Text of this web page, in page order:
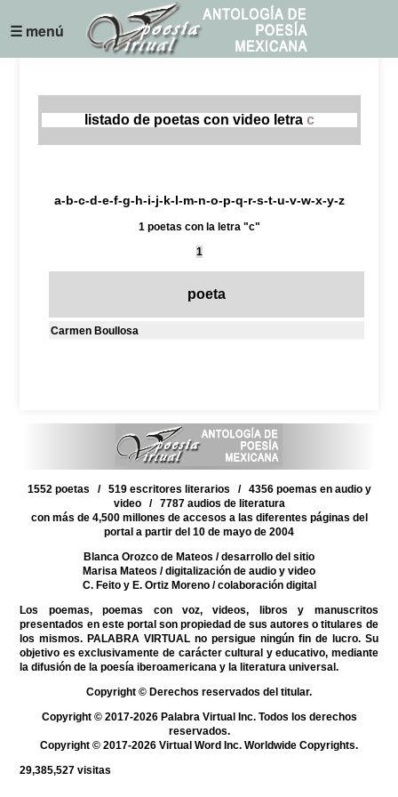
☰ menú
listado de poetas con video letra c
a-b-c-d-e-f-g-h-i-j-k-l-m-n-o-p-q-r-s-t-u-v-w-x-y-z
1 poetas con la letra "c"
1
poeta
Carmen Boullosa
1552 poetas / 519 escritores literarios / 4356 poemas en audio y
video / 7787 audios de literatura
con más de 4,500 millones de accesos a las diferentes páginas del
portal a partir del 10 de mayo de 2004
Blanca Orozco de Mateos / desarrollo del sitio
Marisa Mateos / digitalización de audio y video
C. Feito y E. Ortiz Moreno/ colaboración digital
Los poemas, poemas con voz, videos, libros y manuscritos
presentados en este portal son propiedad de sus autores o titulares de
los mismos. PALABRA VIRTUAL no persigue ningún fin de lucro. Su
objetivo es exclusivamente de carácter cultural y educativo, mediante
la difusión de la poesía iberoamericana y la literatura universal.
Copyright © Derechos reservados del titular.
Copyright © 2017-2026 Palabra Virtual Inc. Todos los derechos
reservados.
Copyright © 2017-2026 Virtual Word Inc. Worldwide Copyrights.
29,385,527 visitas